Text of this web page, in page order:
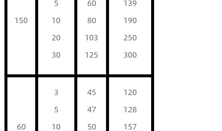
150
5
10
20
30
60
80
103
125
139
190
250
300
60
3
5
10
45
47
50
120
128
157